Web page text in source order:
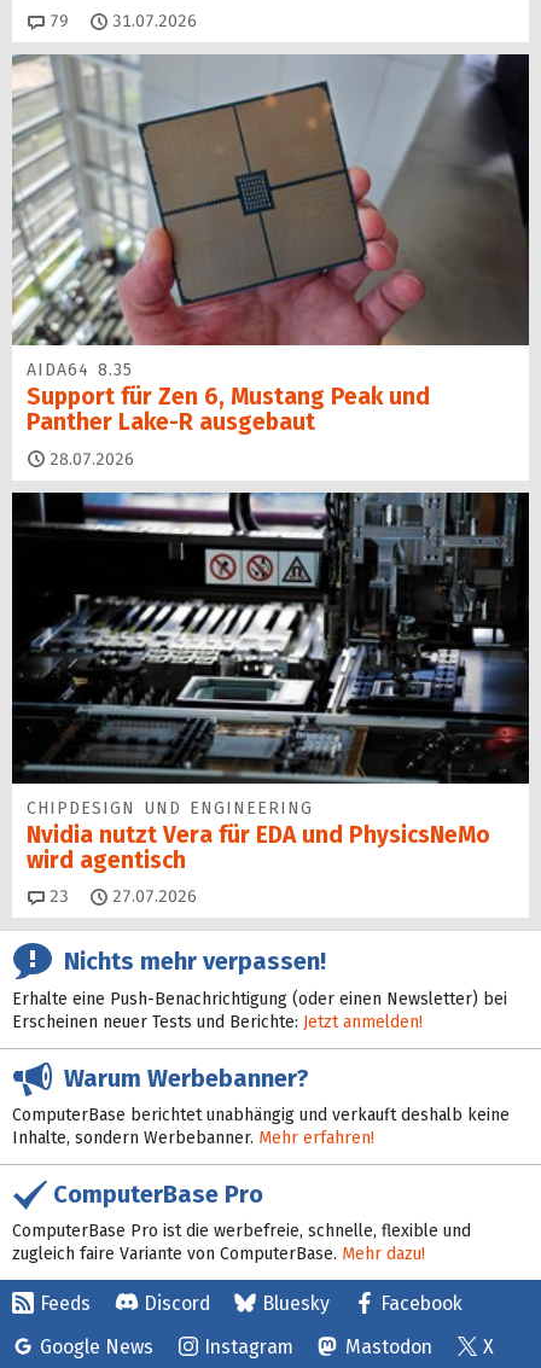
79 Kommentare
31.07.2026
AIDA64 8.35
Support für Zen 6, Mustang Peak und
Panther Lake-R ausgebaut
28.07.2026
CHIPDESIGN UND ENGINEERING
Nvidia nutzt Vera für EDA und PhysicsNeMo
wird agentisch
23 Kommentare
27.07.2026
Nichts mehr verpassen!
Erhalte eine Push-Benachrichtigung (oder einen Newsletter) bei
Erscheinen neuer Tests und Berichte: Jetzt anmelden!
Warum Werbebanner?
ComputerBase berichtet unabhängig und verkauft deshalb keine
Inhalte, sondern Werbebanner. Mehr erfahren!
ComputerBase Pro
ComputerBase Pro ist die werbefreie, schnelle, flexible und
zugleich faire Variante von ComputerBase. Mehr dazu!
Feeds Discord Bluesky
Facebook
Google News
Instagram Mastodon X